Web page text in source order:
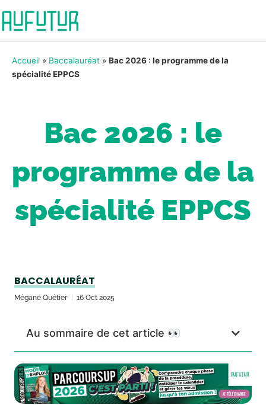
Accueil » Baccalauréat » Bac 2026 : le programme de la
spécialité EPPCS
Bac 2026 : le
programme de la
spécialité EPPCS
BACCALAURÉAT
Mégane Quétier 16 Oct 2025
Au sommaire de cet article 👀